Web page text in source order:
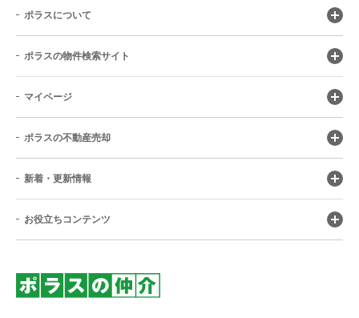
ポラスについて
ポラスの物件検索サイト
マイページ
ポラスの不動産売却
新着・更新情報
お役立ちコンテンツ